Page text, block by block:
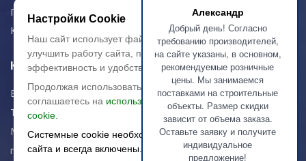
Александр
Добрый день! Согласно
требованию производителей,
на сайте указаны, в основном,
рекомендуемые розничные
цены. Мы занимаемся
поставками на строительные
объекты. Размер скидки
зависит от объема заказа.
Оставьте заявку и получите
индивидуальное
предложение!
Портфолио
Контакты
Контактная информация
E-mail:zakaz@artkeramika-opt.ru
Тел.: +7 (499) 703-30-42
Московская область,
г. Красногорск
Настройки Cookie
Наш сайт использует файлы cookie, чтобы
улучшить работу сайта, повысить его
эффективность и удобство.
Продолжая использовать сайт, вы
соглашаетесь на использование файлов
cookie.
Системные cookie необходимы для работы
сайта и всегда включены.